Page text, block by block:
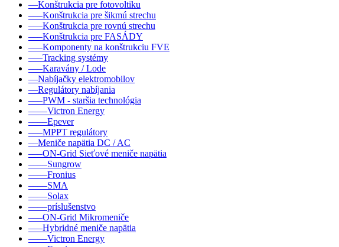
––Konštrukcia pre fotovoltiku
–––Konštrukcia pre šikmú strechu
–––Konštrukcia pre rovnú strechu
–––Konštrukcia pre FASÁDY
–––Komponenty na konštrukciu FVE
–––Tracking systémy
–––Karavány / Lode
––Nabíjačky elektromobilov
––Regulátory nabíjania
–––PWM - staršia technológia
––––Victron Energy
––––Epever
–––MPPT regulátory
––Meniče napätia DC / AC
–––ON-Grid Sieťové meniče napätia
––––Sungrow
––––Fronius
––––SMA
––––Solax
––––príslušenstvo
–––ON-Grid Mikromeniče
–––Hybridné meniče napätia
––––Victron Energy